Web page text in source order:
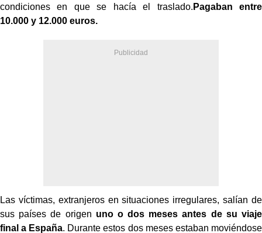
condiciones en que se hacía el traslado. Pagaban entre
10.000 y 12.000 euros.
Las víctimas, extranjeros en situaciones irregulares, salían de
sus países de origen uno o dos meses antes de su viaje
final a España. Durante estos dos meses estaban moviéndose